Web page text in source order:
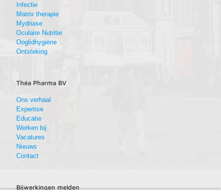
Infectie
Matrix therapie
Mydriase
Oculaire Nutritie
Ooglidhygiëne
Ontsteking
Théa Pharma BV
Ons verhaal
Expertise
Educatie
Werken bij
Vacatures
Nieuws
Contact
Bijwerkingen melden